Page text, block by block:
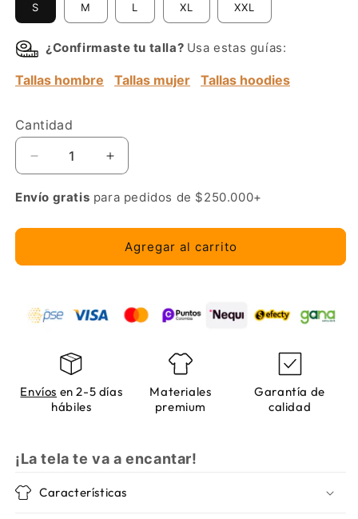
S M L XL XXL
¿Confirmaste tu talla? Usa estas guías:
Tallas hombre Tallas mujer Tallas hoodies
Cantidad
Reducir
cantidad
para
logo
Aumentar
cantidad
para
logo
Envío gratis para pedidos de $250.000+
Agregar al carrito
Envíos en 2-5 días
hábiles
Materiales
premium
Garantía de
calidad
¡La tela te va a encantar!
Características